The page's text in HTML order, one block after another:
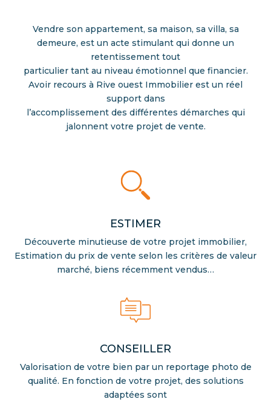
Vendre son appartement, sa maison, sa villa, sa
demeure, est un acte stimulant qui donne un
retentissement tout
particulier tant au niveau émotionnel que financier.
Avoir recours à Rive ouest Immobilier est un réel
support dans
l’accomplissement des différentes démarches qui
jalonnent votre projet de vente.
ESTIMER
Découverte minutieuse de votre projet immobilier,
Estimation du prix de vente selon les critères de valeur
marché, biens récemment vendus…
CONSEILLER
Valorisation de votre bien par un reportage photo de
qualité. En fonction de votre projet, des solutions
adaptées sont